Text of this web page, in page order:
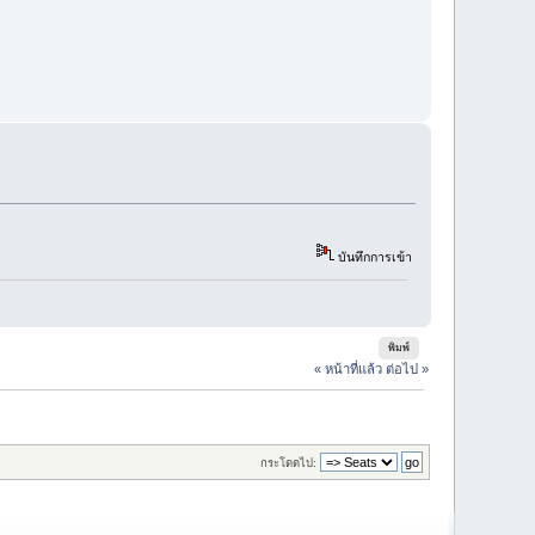
บันทึกการเข้า
พิมพ์
« หน้าที่แล้ว ต่อไป »
กระโดดไป: